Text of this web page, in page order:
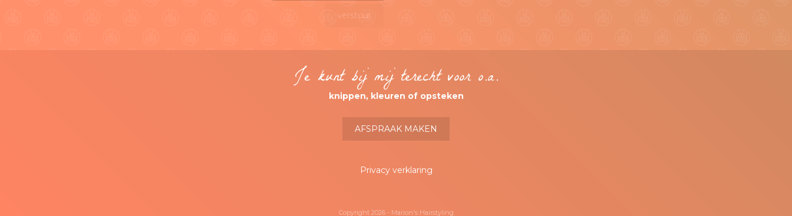
voorjaar 2024
Je kunt bij mij terecht voor o.a.
knippen, kleuren of opsteken
AFSPRAAK MAKEN
Privacy verklaring
Copyright 2026 - Marion's Hairstyling